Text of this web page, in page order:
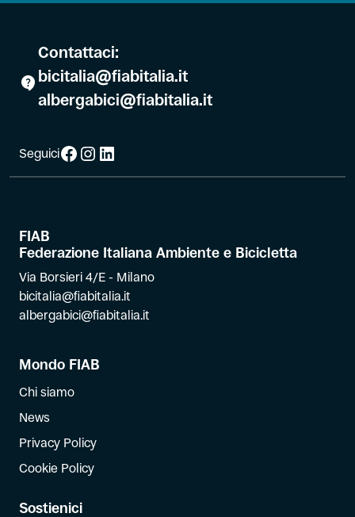
Contattaci:
bicitalia@fiabitalia.it
albergabici@fiabitalia.it
SeguiciFacebook
Instagram
LinkedIn
FIAB
Federazione Italiana Ambiente e Bicicletta
Via Borsieri 4/E - Milano
bicitalia@fiabitalia.it
albergabici@fiabitalia.it
Mondo FIAB
Chi siamo
News
Privacy Policy
Cookie Policy
Sostienici